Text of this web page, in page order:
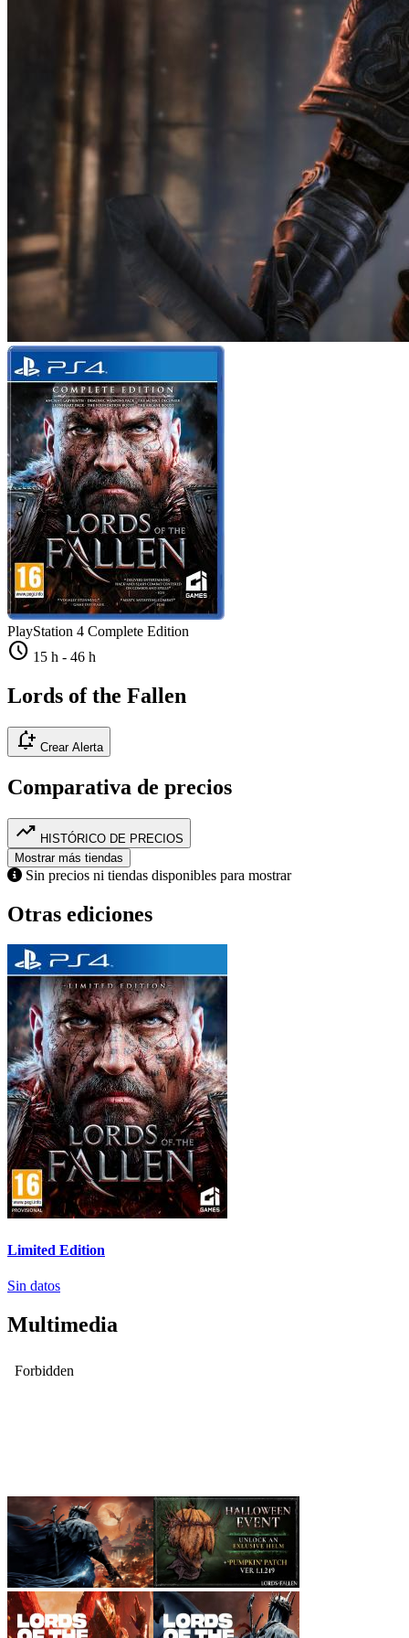
PlayStation 4 Complete Edition
schedule 15 h - 46 h
Lords of the Fallen
notification_add Crear Alerta
Comparativa de precios
trending_up HISTÓRICO DE PRECIOS
Mostrar más tiendas
Sin precios ni tiendas disponibles para mostrar
Otras ediciones
Limited Edition
Sin datos
Multimedia